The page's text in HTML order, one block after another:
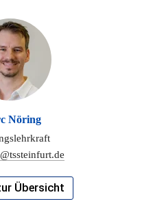
Nöring
Übersicht